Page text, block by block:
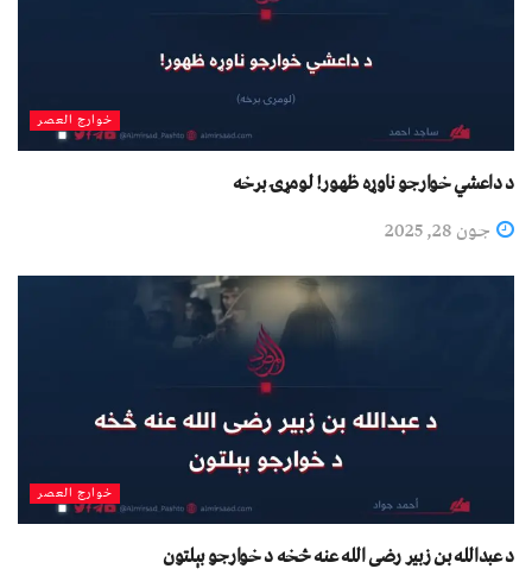
خوارج العصر
د داعشي خوارجو ناوړه ظهور! لومړۍ برخه
جون 28, 2025
خوارج العصر
د عبدالله بن زبیر رضی الله عنه څخه د خوارجو بېلتون